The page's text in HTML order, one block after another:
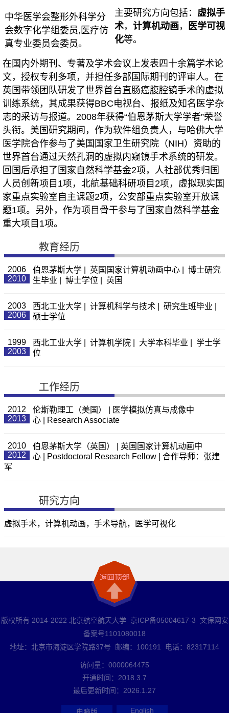
中华医学会整形外科学分
会数字化学组委员,医疗仿
真专业委员会委员。
主要研究方向包括： 虚拟手
术， 计算机动画，
医学可视
化等。
在国内外期刊、专著及学术会议上发表 四十余篇学术论
文，授权专利多项，并担任多部国际期刊的评审人。在
英国带领团队研发了世界首台直肠癌腹腔镜手术的虚拟
训练系统，其成果获得BBC电视台、报纸及知名医学杂
志的采访与报道。2008年获得“伯恩茅斯大学学者”荣誉
头衔。美国研究期间，作为软件组负责人，与哈佛大学
医学院合作参与了美国国家卫生研究院（NIH）资助的
世界首台通过天然孔洞的虚拟内窥镜手术系统的研发。
回国后承担了国家自然科学基金2项，人社部优秀归国
人员创新项目1项，北航基础科研项目2项，虚拟现实国
家重点实验室自主课题2项，公安部重点实验室开放课
题1项。另外，作为项目骨干参与了国家自然科学基金
重大项目1项。
教育经历
2006
2010
伯恩茅斯大学 | 英国国家计算机动画中心 | 博士研究
生毕业 | 博士学位 | 英国
2003
2006
西北工业大学 | 计算机科学与技术 | 研究生班毕业 |
硕士学位
1999
2003
西北工业大学 | 计算机学院 | 大学本科毕业 | 学士学
位
工作经历
2012
2013
伦斯勒理工（美国） | 医学模拟仿真与成像中
心 | Research Associate
2010
2012
伯恩茅斯大学（英国） | 英国国家计算机动画中
心 | Postdoctoral Research Fellow | 合作导师：张建
军
研究方向
虚拟手术，计算机动画，手术导航，医学可视化
版权所有 2014-2022 北京航空航天大学 京ICP备05004617-3 文保网安
备案号1101080018
地址：北京市海淀区学院路37号 邮编：100191 电话：82317114
访问量： 0000064475
开通时间： 2018 3 7
最后更新时间： 2026 1 27
English